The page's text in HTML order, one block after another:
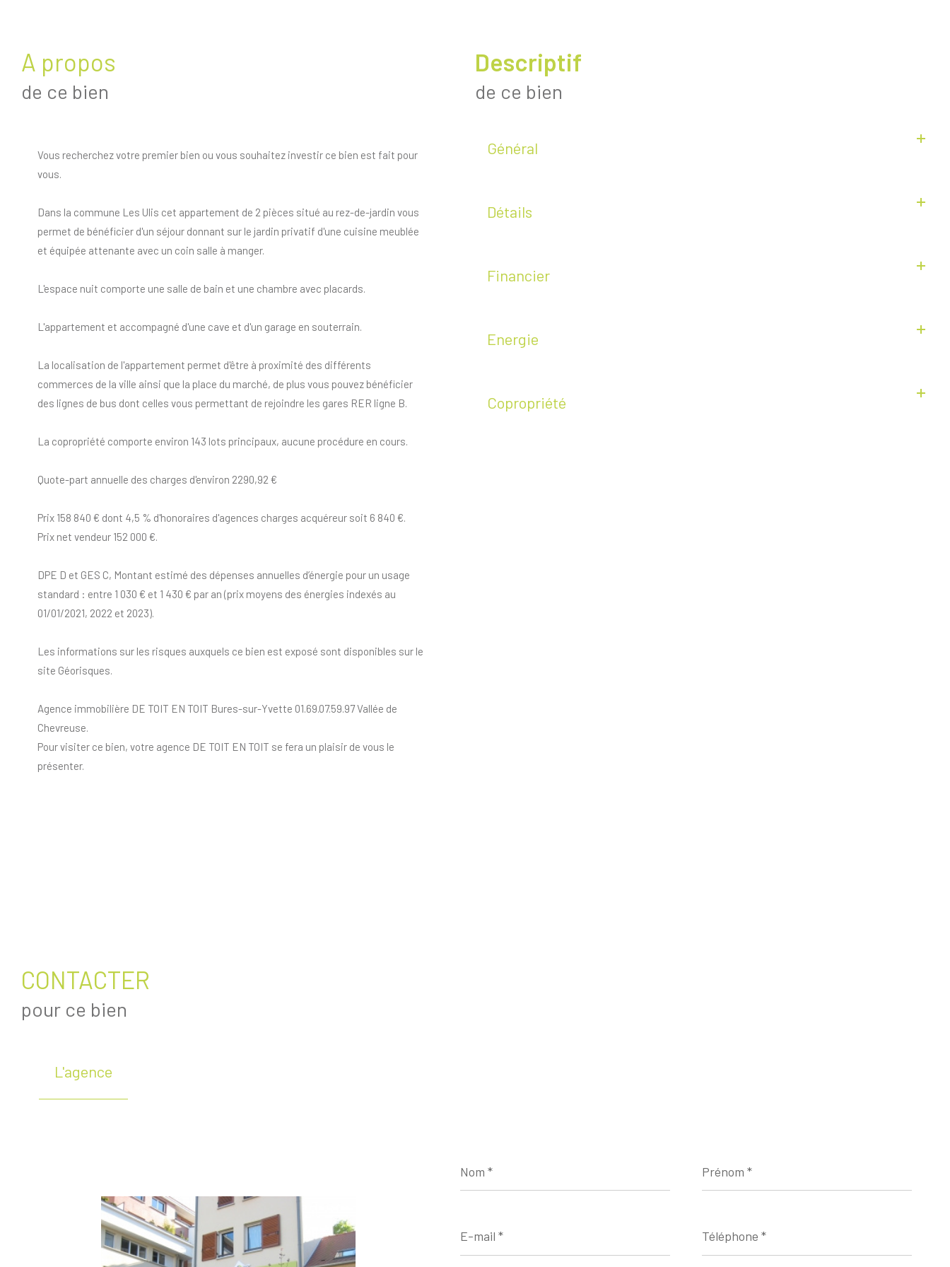
a propos
de ce bien
Vous recherchez votre premier bien ou vous souhaitez investir ce bien est fait pour
vous.
Dans la commune Les Ulis cet appartement de 2 pièces situé au rez-de-jardin vous
permet de bénéficier d'un séjour donnant sur le jardin privatif d'une cuisine meublée
et équipée attenante avec un coin salle à manger.
L'espace nuit comporte une salle de bain et une chambre avec placards.
L'appartement et accompagné d'une cave et d'un garage en souterrain.
La localisation de l'appartement permet d'être à proximité des différents
commerces de la ville ainsi que la place du marché, de plus vous pouvez bénéficier
des lignes de bus dont celles vous permettant de rejoindre les gares RER ligne B.
La copropriété comporte environ 143 lots principaux, aucune procédure en cours.
Quote-part annuelle des charges d'environ 2290,92 €
Prix 158 840 € dont 4,5 % d'honoraires d'agences charges acquéreur soit 6 840 €.
Prix net vendeur 152 000 €.
DPE D et GES C, Montant estimé des dépenses annuelles d’énergie pour un usage
standard : entre 1 030 € et 1 430 € par an (prix moyens des énergies indexés au
01/01/2021, 2022 et 2023).
Les informations sur les risques auxquels ce bien est exposé sont disponibles sur le
site Géorisques.
Agence immobilière DE TOIT EN TOIT Bures-sur-Yvette 01.69.07.59.97 Vallée de
Chevreuse.
Pour visiter ce bien, votre agence DE TOIT EN TOIT se fera un plaisir de vous le
présenter.
descriptif
de ce bien
Général
Détails
Financier
Energie
Copropriété
CONTACTER
pour ce bien
L'agence
*
*
mail
*
*